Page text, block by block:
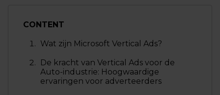
CONTENT
Wat zijn Microsoft Vertical Ads?
De kracht van Vertical Ads voor de
Auto-industrie: Hoogwaardige
ervaringen voor adverteerders